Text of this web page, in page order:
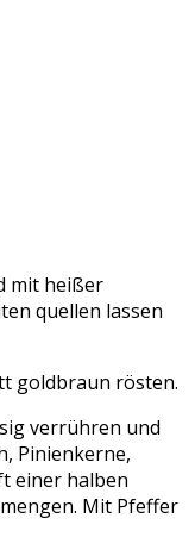
mit heißer
quellen lassen
goldbraun rösten.
verrühren und
Pinienkerne,
einer halben
Mit Pfeffer